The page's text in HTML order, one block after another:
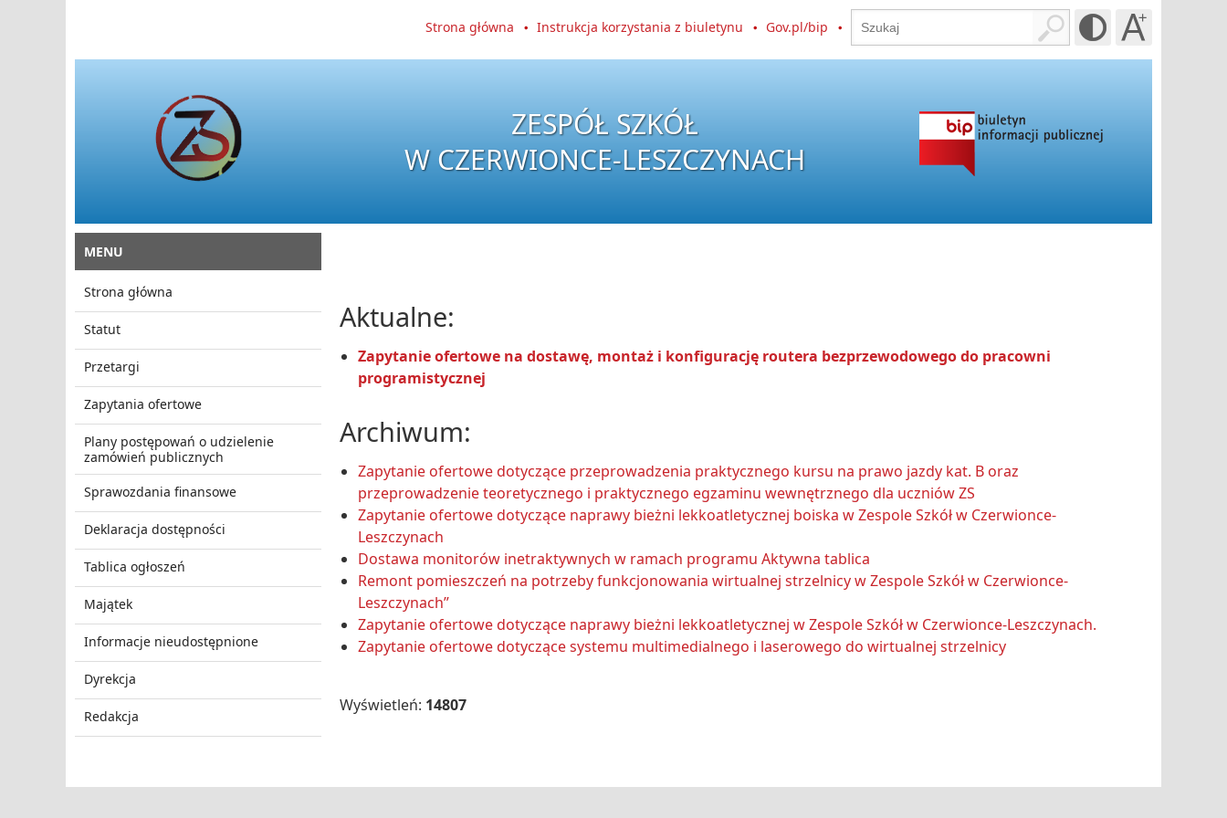
Strona główna Instrukcja korzystania z biuletynu Gov.pl/bip
ZESPÓŁ SZKÓŁ
W CZERWIONCE-LESZCZYNACH
MENU
Strona główna
Statut
Przetargi
Zapytania ofertowe
Plany postępowań o udzielenie
zamówień publicznych
Sprawozdania finansowe
Deklaracja dostępności
Tablica ogłoszeń
Majątek
Informacje nieudostępnione
Dyrekcja
Redakcja
Aktualne:
Zapytanie ofertowe na dostawę, montaż i konfigurację routera bezprzewodowego do pracowni
programistycznej
Archiwum:
Zapytanie ofertowe dotyczące przeprowadzenia praktycznego kursu na prawo jazdy kat. B oraz
przeprowadzenie teoretycznego i praktycznego egzaminu wewnętrznego dla uczniów ZS
Zapytanie ofertowe dotyczące naprawy bieżni lekkoatletycznej boiska w Zespole Szkół w Czerwionce-
Leszczynach
Dostawa monitorów inetraktywnych w ramach programu Aktywna tablica
Remont pomieszczeń na potrzeby funkcjonowania wirtualnej strzelnicy w Zespole Szkół w Czerwionce-
Leszczynach”
Zapytanie ofertowe dotyczące naprawy bieżni lekkoatletycznej w Zespole Szkół w Czerwionce-Leszczynach.
Zapytanie ofertowe dotyczące systemu multimedialnego i laserowego do wirtualnej strzelnicy
Wyświetleń: 14807